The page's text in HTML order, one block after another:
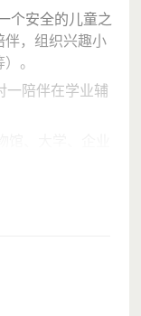
个安全的儿童之
伴，组织兴趣小
。
一陪伴在学业辅